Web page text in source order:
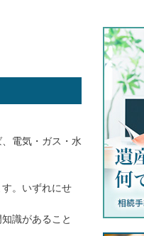
電気・ガス・水
。いずれにせ
識があること